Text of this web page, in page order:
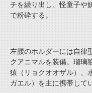
チを繰り出し、怪童子や
で粉砕する。
左腰のホルダーには自律
クアニマルを装備。瑠璃
猿（リョクオオザル）、
ガエル）を主に携帯して